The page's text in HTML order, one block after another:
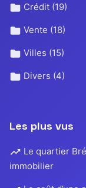
Crédit (19)
Vente (18)
Villes (15)
Divers (4)
Les plus vus
Le quartier
immobilier